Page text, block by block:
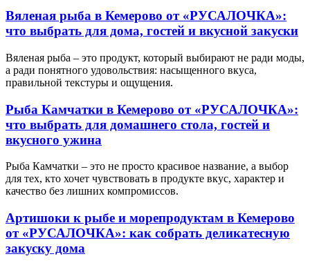
Вяленая рыба в Кемерово от «РУСАЛОЧКА»:
что выбрать для дома, гостей и вкусной закуски
Вяленая рыба – это продукт, который выбирают не ради моды,
а ради понятного удовольствия: насыщенного вкуса,
правильной текстуры и ощущения.
Рыба Камчатки в Кемерово от «РУСАЛОЧКА»:
что выбрать для домашнего стола, гостей и
вкусного ужина
Рыба Камчатки – это не просто красивое название, а выбор
для тех, кто хочет чувствовать в продукте вкус, характер и
качество без лишних компромиссов.
Артишоки к рыбе и морепродуктам в Кемерово
от «РУСАЛОЧКА»: как собрать деликатесную
закуску дома